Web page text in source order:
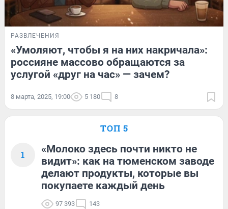
РАЗВЛЕЧЕНИЯ
«Умоляют, чтобы я на них накричала»:
россияне массово обращаются за
услугой «друг на час» — зачем?
8 марта, 2025, 19:00 5 180 8
ТОП 5
1
«Молоко здесь почти никто не
видит»: как на тюменском заводе
делают продукты, которые вы
покупаете каждый день
97 393 143